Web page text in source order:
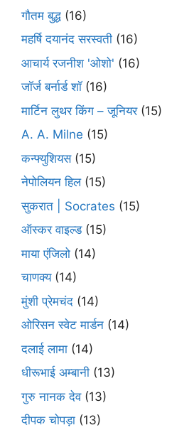
गौतम बुद्ध (16)
महर्षि दयानंद सरस्वती (16)
आचार्य रजनीश 'ओशो' (16)
जॉर्ज बर्नार्ड शॉ(16)
मार्टिन लुथर किंग – जूनियर(15)
A. A. Milne (15)
कन्फ्युशियस(15)
नेपोलियन हिल(15)
सुकरात | Socrates (15)
ऑस्कर वाइल्ड(15)
माया एंजिलो (14)
चाणक्य(14)
मुंशी प्रेमचंद (14)
ओरिसन स्‍वेट मार्डन (14)
दलाई लामा (14)
धीरूभाई अम्बानी (13)
गुरु नानक देव(13)
दीपक चोपड़ा (13)